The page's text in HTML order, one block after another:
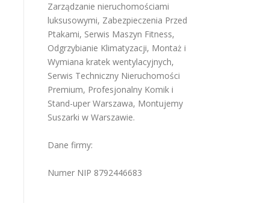
Zarządzanie nieruchomościami
luksusowymi, Zabezpieczenia Przed
Ptakami, Serwis Maszyn Fitness,
Odgrzybianie Klimatyzacji, Montaż i
Wymiana kratek wentylacyjnych,
Serwis Techniczny Nieruchomości
Premium, Profesjonalny Komik i
Stand-uper Warszawa, Montujemy
Suszarki w Warszawie.
Dane firmy:
Numer NIP 8792446683